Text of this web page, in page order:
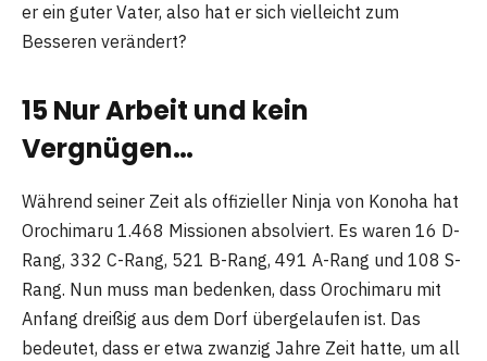
er ein guter Vater, also hat er sich vielleicht zum
Besseren verändert?
15 Nur Arbeit und kein
Vergnügen…
Während seiner Zeit als offizieller Ninja von Konoha hat
Orochimaru 1.468 Missionen absolviert. Es waren 16 D-
Rang, 332 C-Rang, 521 B-Rang, 491 A-Rang und 108 S-
Rang. Nun muss man bedenken, dass Orochimaru mit
Anfang dreißig aus dem Dorf übergelaufen ist. Das
bedeutet, dass er etwa zwanzig Jahre Zeit hatte, um all